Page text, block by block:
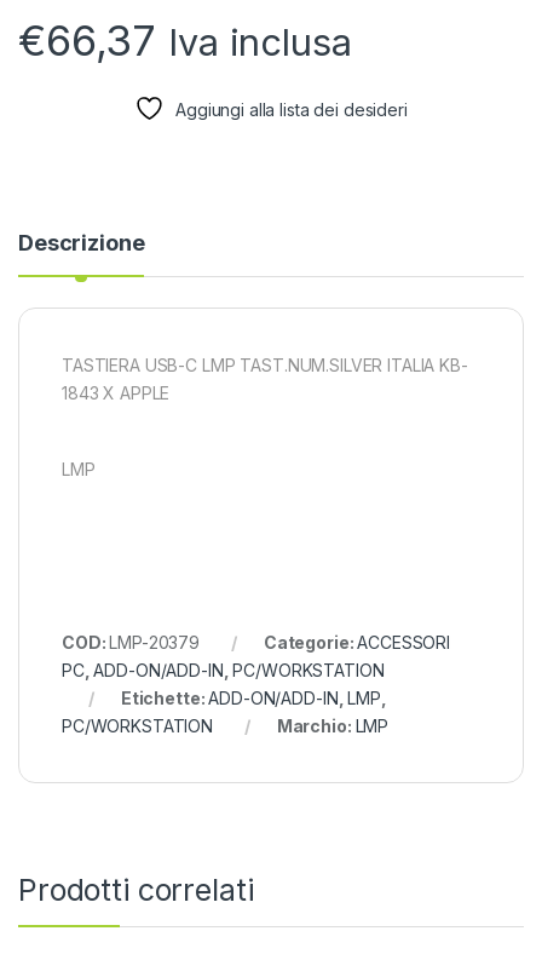
€66,37 Iva inclusa
Aggiungi alla lista dei desideri
Descrizione
TASTIERA USB-C LMP TAST.NUM.SILVER ITALIA KB-
1843 X APPLE
LMP
COD:LMP-20379 Categorie:ACCESSORI
PC,ADD-ON/ADD-IN ,PC/WORKSTATION
Etichette:ADD-ON/ADD-IN ,LMP
PC/WORKSTATION
Marchio: LMP
Prodotti correlati